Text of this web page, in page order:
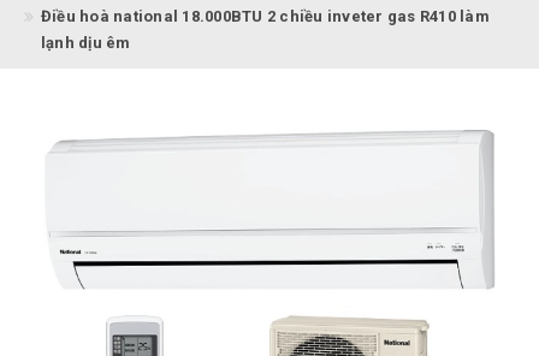
Điều hoà national 18.000BTU 2 chiều inveter gas R410 làm
lạnh dịu êm